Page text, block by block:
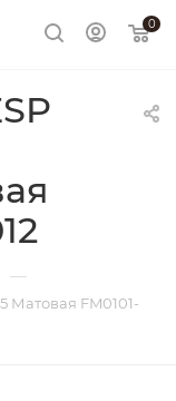
0
—
Матовая FM0101-